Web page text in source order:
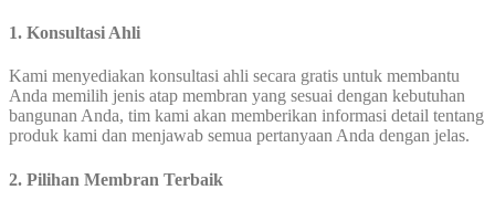
1. Konsultasi Ahli
Kami menyediakan konsultasi ahli secara gratis untuk membantu
Anda memilih jenis atap membran yang sesuai dengan kebutuhan
bangunan Anda, tim kami akan memberikan informasi detail tentang
produk kami dan menjawab semua pertanyaan Anda dengan jelas.
2. Pilihan Membran Terbaik